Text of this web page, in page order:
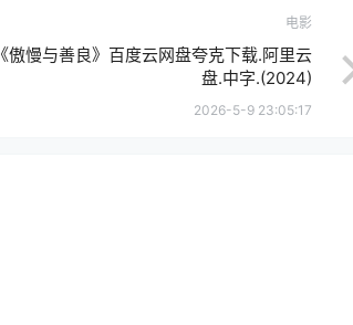
电影
《傲慢与善良》百度云网盘夸克下载.阿里云
盘.中字.(2024)
2026-5-9 23:05:17